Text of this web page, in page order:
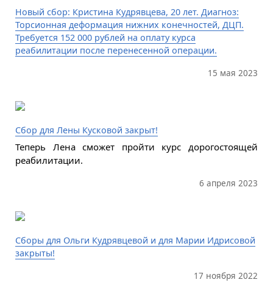
Новый сбор: Кристина Кудрявцева, 20 лет. Диагноз:
Торсионная деформация нижних конечностей, ДЦП.
Требуется 152 000 рублей на оплату курса
реабилитации после перенесенной операции.
15 мая 2023
Сбор для Лены Кусковой закрыт!
Теперь Лена сможет пройти курс дорогостоящей
реабилитации.
6 апреля 2023
Сборы для Ольги Кудрявцевой и для Марии Идрисовой
закрыты!
17 ноября 2022